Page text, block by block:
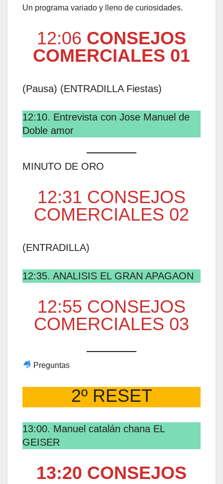
Un programa variado y lleno de curiosidades.
12:06 CONSEJOS
COMERCIALES 01
(Pausa) (ENTRADILLA Fiestas)
12:10. Entrevista con Jose Manuel de
Doble amor
MINUTO DE ORO
12:31 CONSEJOS
COMERCIALES 02
(ENTRADILLA)
12:35. ANALISIS EL GRAN APAGAON
12:55 CONSEJOS
COMERCIALES 03
Preguntas
2º RESET
13:00. Manuel catalán chana EL
GEISER
13:20 CONSEJOS